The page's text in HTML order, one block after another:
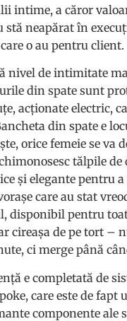
intime, a căror
neapărat în
o au pentru client.
nivel de intimitate
din spate sunt
acționate electric,
din spate e
orice femeie se va
tălpile de
și elegante pentru a
care au stat
disponibil pentru
cireașa de pe tort –
ci merge până
e completată de
care este de
componente ale